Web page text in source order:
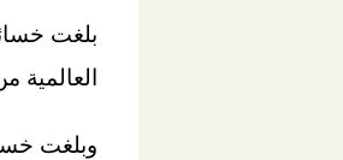
العالمية
وبلغت خسائر رأس